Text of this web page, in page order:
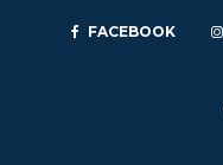
FACEBOOK